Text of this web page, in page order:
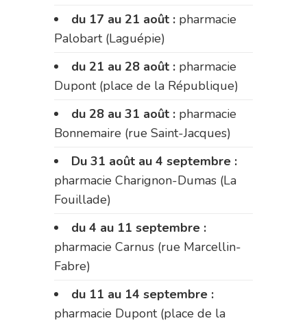
du 17 au 21 août : pharmacie
Palobart (Laguépie)
du 21 au 28 août : pharmacie
Dupont (place de la République)
du 28 au 31 août : pharmacie
Bonnemaire (rue Saint-Jacques)
Du 31 août au 4 septembre :
pharmacie Charignon-Dumas (La
Fouillade)
du 4 au 11 septembre :
pharmacie Carnus (rue Marcellin-
Fabre)
du 11 au 14 septembre :
pharmacie Dupont (place de la